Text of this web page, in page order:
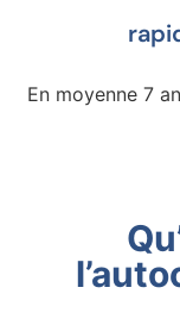
En moyenne 7